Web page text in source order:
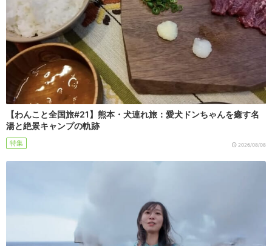
【わんこと全国旅#21】熊本・犬連れ旅：愛犬ドンちゃんを癒す名
湯と絶景キャンプの軌跡
特集 2026/08/08